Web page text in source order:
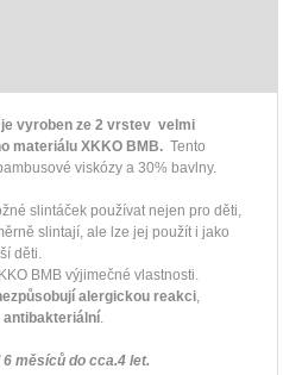
je vyroben ze 2 vrstev velmi
materiálu XKKO BMB. Tento
viskózy a 30% bavlny.
slintáček používat nejen pro děti,
slintají, ale lze jej použít i jako
děti.
BMB výjimečné vlastnosti.
alergickou reakci,
antibakteriální.
měsíců do cca.4 let.